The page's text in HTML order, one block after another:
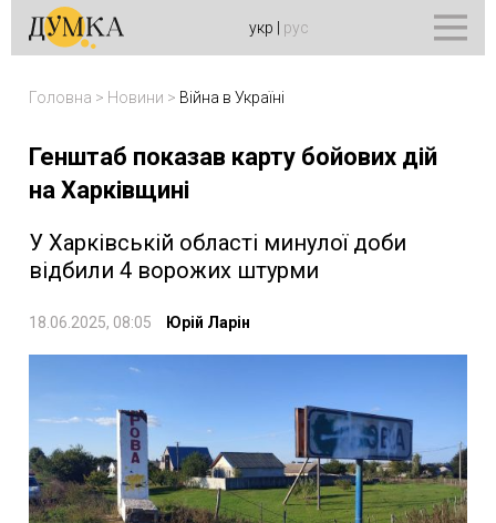
укр рус
Головна > Новини > Війна в Україні
Генштаб показав карту бойових дій
на Харківщині
У Харківській області минулої доби
відбили 4 ворожих штурми
18.06.2025, 08:05 Юрій Ларін